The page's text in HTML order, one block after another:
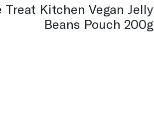
Treat Kitchen Vegan Jelly
Beans Pouch 200g